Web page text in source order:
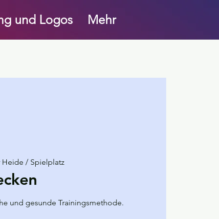
und Logos Mehr
Heide / Spielplatz
und gesunde Trainingsmethode.